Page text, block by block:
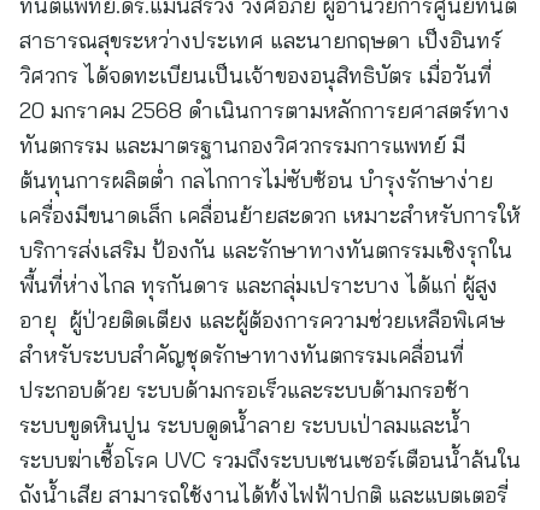
สาธารณสุขระหว่างประเทศ และนายกฤษดา เป็งอินทร์
วิศวกร ได้จดทะเบียนเป็นเจ้าของอนุสิทธิบัตร เมื่อวันที่
20 มกราคม 2568 ดำเนินการตามหลักการยศาสตร์ทาง
ทันตกรรม และมาตรฐานกองวิศวกรรมการแพทย์ มี
ต้นทุนการผลิตต่ำ กลไกการไม่ซับซ้อน บำรุงรักษาง่าย
เครื่องมีขนาดเล็ก เคลื่อนย้ายสะดวก เหมาะสำหรับการให้
บริการส่งเสริม ป้องกัน และรักษาทางทันตกรรมเชิงรุกใน
พื้นที่ห่างไกล ทุรกันดาร และกลุ่มเปราะบาง ได้แก่ ผู้สูง
อายุ ผู้ป่วยติดเตียง และผู้ต้องการความช่วยเหลือพิเศษ
สำหรับระบบสำคัญชุดรักษาทางทันตกรรมเคลื่อนที่
ประกอบด้วย ระบบด้ามกรอเร็วและระบบด้ามกรอช้า
ระบบขูดหินปูน ระบบดูดน้ำลาย ระบบเป่าลมและน้ำ
ระบบฆ่าเชื้อโรค UVC รวมถึงระบบเซนเซอร์เตือนน้ำล้นใน
ถังน้ำเสีย สามารถใช้งานได้ทั้งไฟฟ้าปกติ และแบตเตอรี่